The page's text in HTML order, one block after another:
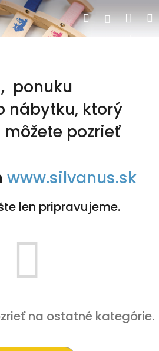
Hľadať
ponuku
nábytku, ktorý
pozrieť
www.silvanus.sk
len pripravujeme.
na ostatné kategórie.